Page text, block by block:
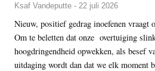
Ksaf Vandeputte - 22 juli 2026
Nieuw, positief gedrag inoefenen vraagt
Om te beletten dat onze overtuiging
hoogdringendheid opwekken, als besef
uitdaging wordt dan dat we elk moment